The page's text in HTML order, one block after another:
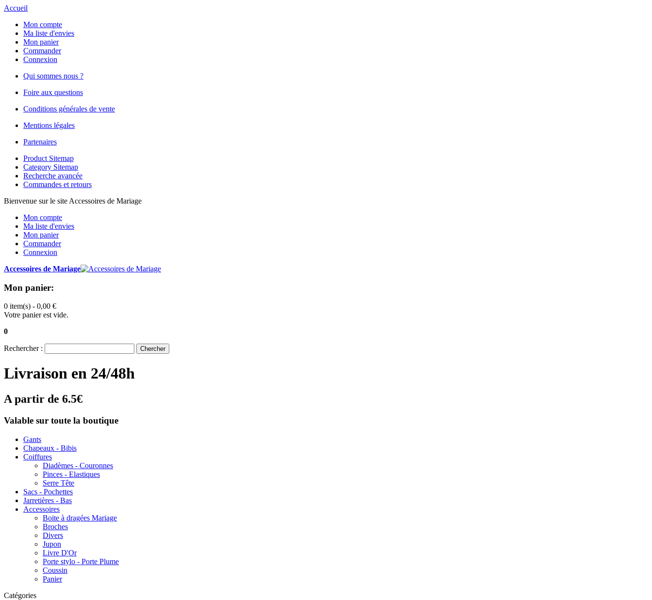
Accueil
Mon compte
Ma liste d'envies
Mon panier
Commander
Connexion
Qui sommes nous ?
Foire aux questions
Conditions générales de vente
Mentions légales
Partenaires
Product Sitemap
Category Sitemap
Recherche avancée
Commandes et retours
Bienvenue sur le site Accessoires de Mariage
Mon compte
Ma liste d'envies
Mon panier
Commander
Connexion
Accessoires de Mariage
Mon panier:
0 item(s) - 0,00 €
Votre panier est vide.
0
Rechercher : Chercher
Livraison en 24/48h
A partir de 6.5€
Valable sur toute la boutique
Gants
Chapeaux - Bibis
Coiffures
Diadèmes - Couronnes
Pinces - Elastiques
Serre Tête
Sacs - Pochettes
Jarretières - Bas
Accessoires
Boite à dragées Mariage
Broches
Divers
Jupon
Livre D'Or
Porte stylo - Porte Plume
Coussin
Panier
Catégories